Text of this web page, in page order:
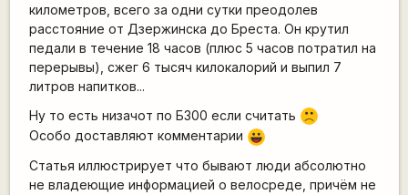
километров, всего за одни сутки преодолев
расстояние от Дзержинска до Бреста. Он крутил
педали в течение 18 часов (плюс 5 часов потратил на
перерывы), сжег 6 тысяч килокалорий и выпил 7
литров напитков...
Ну то есть низачот по Б300 если считать
:(
Особо доставляют комментарии |-))
Статья иллюстрирует что бывают люди абсолютно
не владеющие информацией о велосреде, причём не